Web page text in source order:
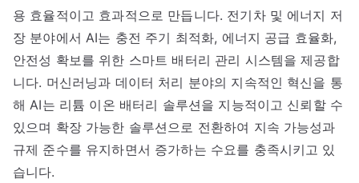
용 효율적이고 효과적으로 만듭니다. 전기차 및 에너지 저
장 분야에서 AI는 충전 주기 최적화, 에너지 공급 효율화,
안전성 확보를 위한 스마트 배터리 관리 시스템을 제공합
니다. 머신러닝과 데이터 처리 분야의 지속적인 혁신을 통
해 AI는 리튬 이온 배터리 솔루션을 지능적이고 신뢰할 수
있으며 확장 가능한 솔루션으로 전환하여 지속 가능성과
규제 준수를 유지하면서 증가하는 수요를 충족시키고 있
습니다.